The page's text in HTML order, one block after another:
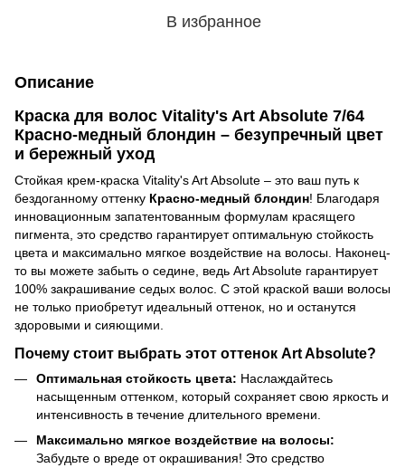
В избранное
Описание
Краска для волос Vitality's Art Absolute 7/64
Красно-медный блондин – безупречный цвет
и бережный уход
Стойкая крем-краска Vitality's Art Absolute – это ваш путь к
бездоганному оттенку Красно-медный блондин! Благодаря
инновационным запатентованным формулам красящего
пигмента, это средство гарантирует оптимальную стойкость
цвета и максимально мягкое воздействие на волосы. Наконец-
то вы можете забыть о седине, ведь Art Absolute гарантирует
100% закрашивание седых волос. С этой краской ваши волосы
не только приобретут идеальный оттенок, но и останутся
здоровыми и сияющими.
Почему стоит выбрать этот оттенок Art Absolute?
Оптимальная стойкость цвета: Наслаждайтесь
насыщенным оттенком, который сохраняет свою яркость и
интенсивность в течение длительного времени.
Максимально мягкое воздействие на волосы:
Забудьте о вреде от окрашивания! Это средство